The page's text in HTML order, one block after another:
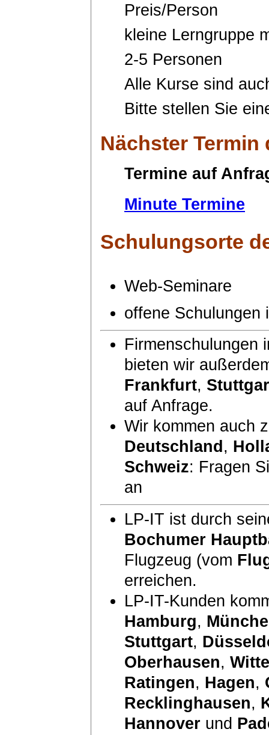
Preis/Person
kleine Lerngruppe
2-5 Personen
Alle Kurse sind
Bitte stellen Sie
Nächster Termin
Termine auf
Minute Termine
Schulungsorte
Web-Seminare
offene Schulungen
Firmenschulungen
bieten wir
Frankfurt,
auf Anfrage.
Wir kommen auch
Deutschland ,
Schweiz: Fragen
an
LP-IT ist durch
Bochumer
Flugzeug (vom
erreichen.
LP-IT-Kunden
Hamburg,
Stuttgart,
Oberhausen,
Ratingen, Hagen,
Recklinghausen,
Hannover und